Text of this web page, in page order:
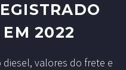
EM 2022
valores do frete e